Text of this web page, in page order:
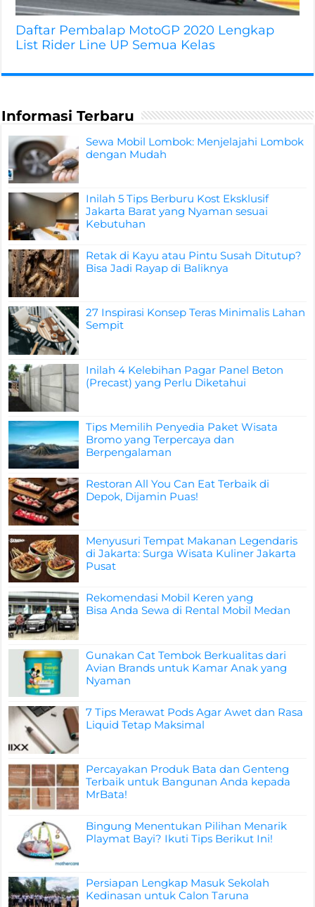
Daftar Pembalap MotoGP 2020 Lengkap
List Rider Line UP Semua Kelas
Informasi Terbaru
Sewa Mobil Lombok: Menjelajahi Lombok
dengan Mudah
Inilah 5 Tips Berburu Kost Eksklusif
Jakarta Barat yang Nyaman sesuai
Kebutuhan
Retak di Kayu atau Pintu Susah Ditutup?
Bisa Jadi Rayap di Baliknya
27 Inspirasi Konsep Teras Minimalis Lahan
Sempit
Inilah 4 Kelebihan Pagar Panel Beton
(Precast) yang Perlu Diketahui
Tips Memilih Penyedia Paket Wisata
Bromo yang Terpercaya dan
Berpengalaman
Restoran All You Can Eat Terbaik di
Depok, Dijamin Puas!
Menyusuri Tempat Makanan Legendaris
di Jakarta: Surga Wisata Kuliner Jakarta
Pusat
Rekomendasi Mobil Keren yang
Bisa Anda Sewa di Rental Mobil Medan
Gunakan Cat Tembok Berkualitas dari
Avian Brands untuk Kamar Anak yang
Nyaman
7 Tips Merawat Pods Agar Awet dan Rasa
Liquid Tetap Maksimal
Percayakan Produk Bata dan Genteng
Terbaik untuk Bangunan Anda kepada
MrBata!
Bingung Menentukan Pilihan Menarik
Playmat Bayi? Ikuti Tips Berikut Ini!
Persiapan Lengkap Masuk Sekolah
Kedinasan untuk Calon Taruna